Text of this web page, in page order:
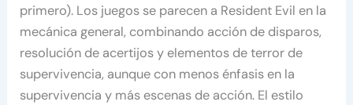
primero). Los juegos se parecen a Resident Evil en la
mecánica general, combinando acción de disparos,
resolución de acertijos y elementos de terror de
supervivencia, aunque con menos énfasis en la
supervivencia y más escenas de acción. El estilo